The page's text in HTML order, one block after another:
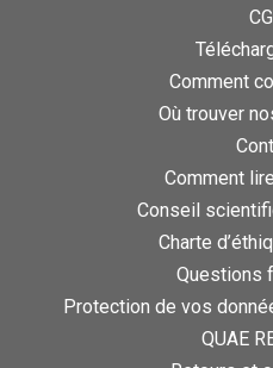
Comment
Où trouver
Comment
Conseil
Charte
Questions
Protection de vos
QUAE